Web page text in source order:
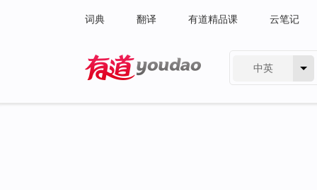
词典 翻译 有道精品课 云笔记
中英